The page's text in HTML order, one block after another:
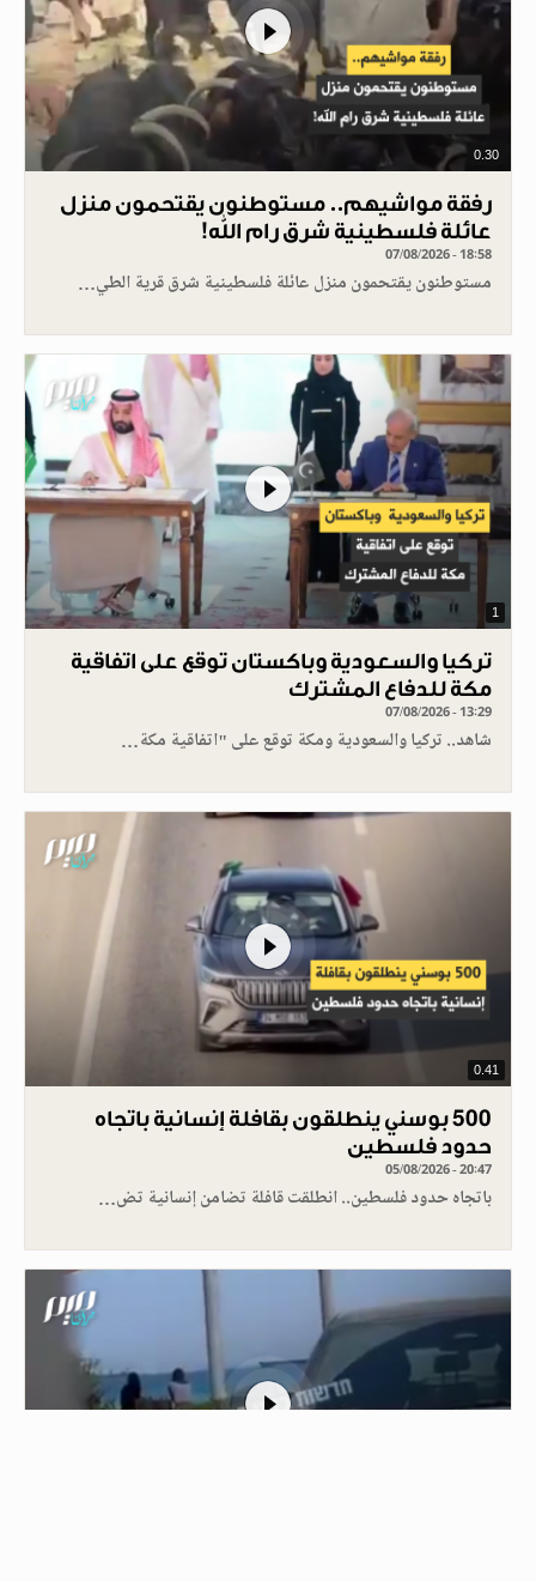
0.30
رفقة مواشيهم.. مستوطنون يقتحمون منزل
عائلة فلسطينية شرق رام الله!
07/08/2026 - 18:58
مستوطنون يقتحمون منزل عائلة فلسطينية شرق قرية الطي…
1
تركيا والسعودية وباكستان توقع على اتفاقية
مكة للدفاع المشترك
07/08/2026 - 13:29
شاهد.. تركيا والسعودية ومكة توقع على "اتفاقية مكة…
0.41
500 بوسني ينطلقون بقافلة إنسانية باتجاه
حدود فلسطين
05/08/2026 - 20:47
باتجاه حدود فلسطين.. انطلقت قافلة تضامن إنسانية تض…